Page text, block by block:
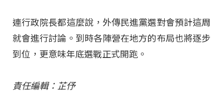
連行政院長都這麼說，外傳民進黨選對會預計這周
就會進行討論。到時各陣營在地方的布局也將逐步
到位，更意味年底選戰正式開跑。
責任編輯：芷伃